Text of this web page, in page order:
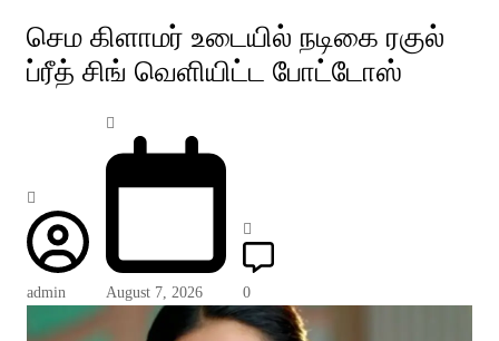
செம கிளாமர் உடையில் நடிகை ரகுல்
ப்ரீத் சிங் வெளியிட்ட போட்டோஸ்
admin August 7, 2026 0